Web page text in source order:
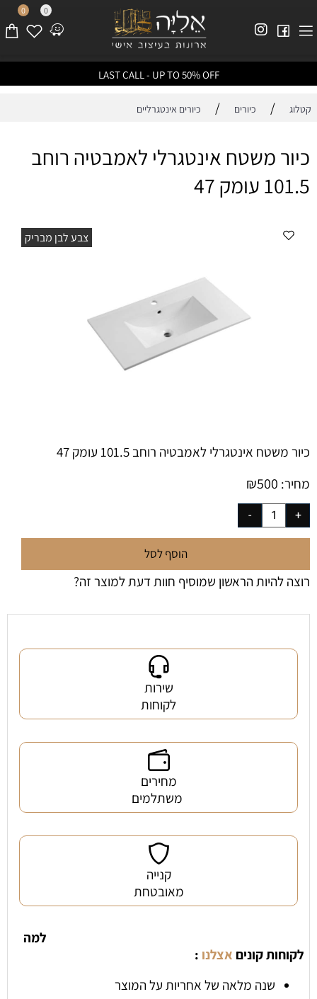
LAST CALL - UP TO 50% OFF
0 0
קטלוג / כיורים / כיורים אינטגרליים
כיור משטח אינטגרלי לאמבטיה רוחב
101.5 עומק 47
צבע לבן מבריק
כיור משטח אינטגרלי לאמבטיה רוחב 101.5 עומק 47
מחיר:
₪500
הוסף לסל
רוצה להיות הראשון שמוסיף חוות דעת למוצר זה?
שירות
לקוחות
מחירים
משתלמים
קנייה
מאובטחת
למה
לקוחות קונים אצלנו :
שנה מלאה של אחריות על המוצר